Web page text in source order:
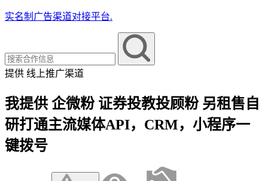
实名制广告渠道对接平台.
提供 线上推广渠道
我提供 企微粉 证券投教投顾粉 另租售自
研打通主流媒体API，CRM，小程序一
键拨号